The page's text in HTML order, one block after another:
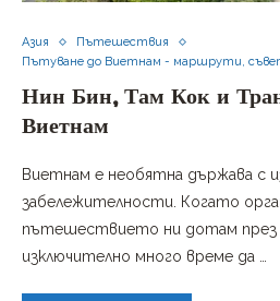
Азия
Пътешествия
Пътуване до Виетнам - маршрути,
Нин Бин, Там Кок и
Виетнам
Виетнам е необятна държава с
забележителности. Когато
пътешествието ни дотам през
изключително много време да …